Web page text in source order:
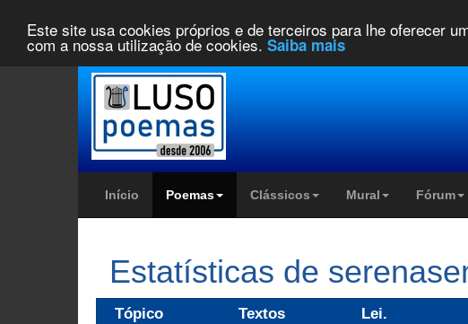
Este site usa cookies próprios e de terceiros para lhe oferecer
com a nossa utilização de cookies. Saiba mais
Início Poemas Clássicos Mural Fórum
Estatísticas de
Tópico Textos Lei.